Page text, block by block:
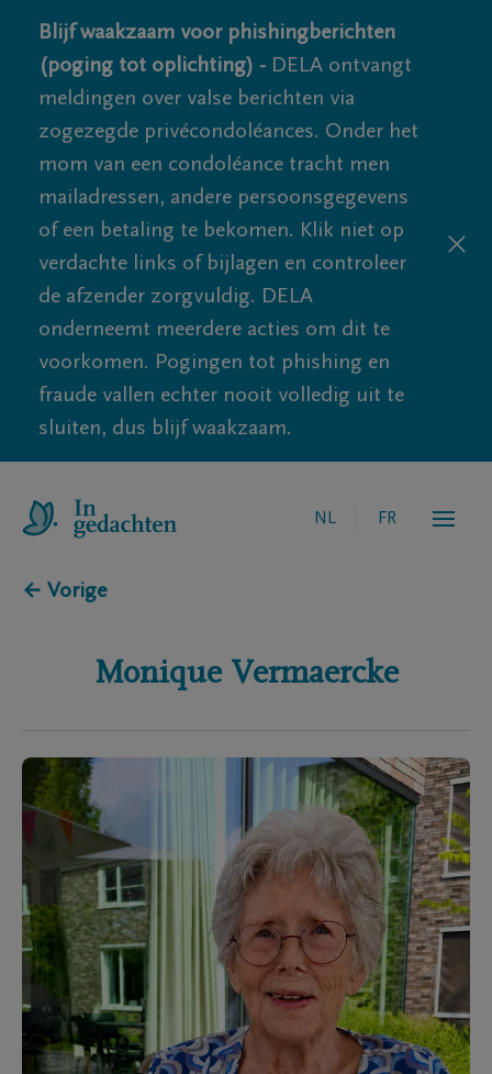
Blijf waakzaam voor phishingberichten
(poging tot oplichting) - DELA ontvangt
meldingen over valse berichten via
zogezegde privécondoléances. Onder het
mom van een condoléance tracht men
mailadressen, andere persoonsgegevens
of een betaling te bekomen. Klik niet op
verdachte links of bijlagen en controleer
de afzender zorgvuldig. DELA
onderneemt meerdere acties om dit te
voorkomen. Pogingen tot phishing en
fraude vallen echter nooit volledig uit te
sluiten, dus blijf waakzaam.
NL FR
← Vorige
Monique Vermaercke